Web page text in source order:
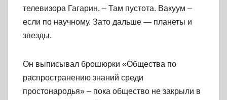
телевизора Гагарин. – Там пустота. Вакуум –
если по научному. Зато дальше — планеты и
звезды.
Он выписывал брошюрки «Общества по
распространению знаний среди
простонародья» – пока общество не закрыли в